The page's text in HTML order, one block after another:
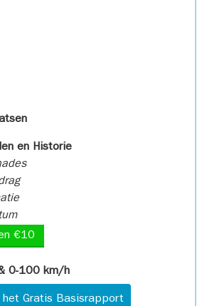
en Historie
€10
0-100 km/h
het Gratis Basisrapport